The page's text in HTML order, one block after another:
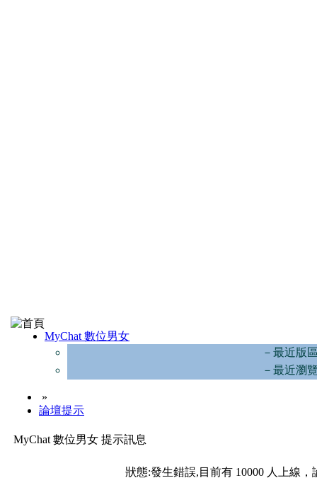
MyChat 數位男女
－最近版
－最近瀏
»
論壇提示
MyChat 數位男女 提示訊息
狀態:發生錯誤,目前有 10000 人上線